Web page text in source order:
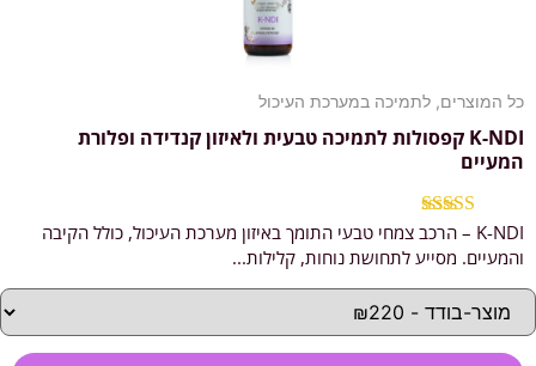
כל המוצרים, לתמיכה במערכת העיכול
K-NDI קפסולות לתמיכה טבעית ולאיזון קנדידה ופלורת
המעיים
K-NDI – הרכב צמחי טבעי התומך באיזון מערכת העיכול, כולל הקיבה
והמעיים. מסייע לתחושת נוחות, קלילות...
דורג5.00
מתוך 5